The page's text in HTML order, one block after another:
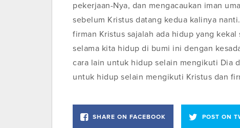
pekerjaan-Nya, dan mengacaukan iman
sebelum Kristus datang kedua kalinya
firman Kristus sajalah ada hidup yang
selama kita hidup di bumi ini dengan
cara lain untuk hidup selain mengikuti Dia
untuk hidup selain mengikuti Kristus dan
SHARE ON FACEBOOK POST ON